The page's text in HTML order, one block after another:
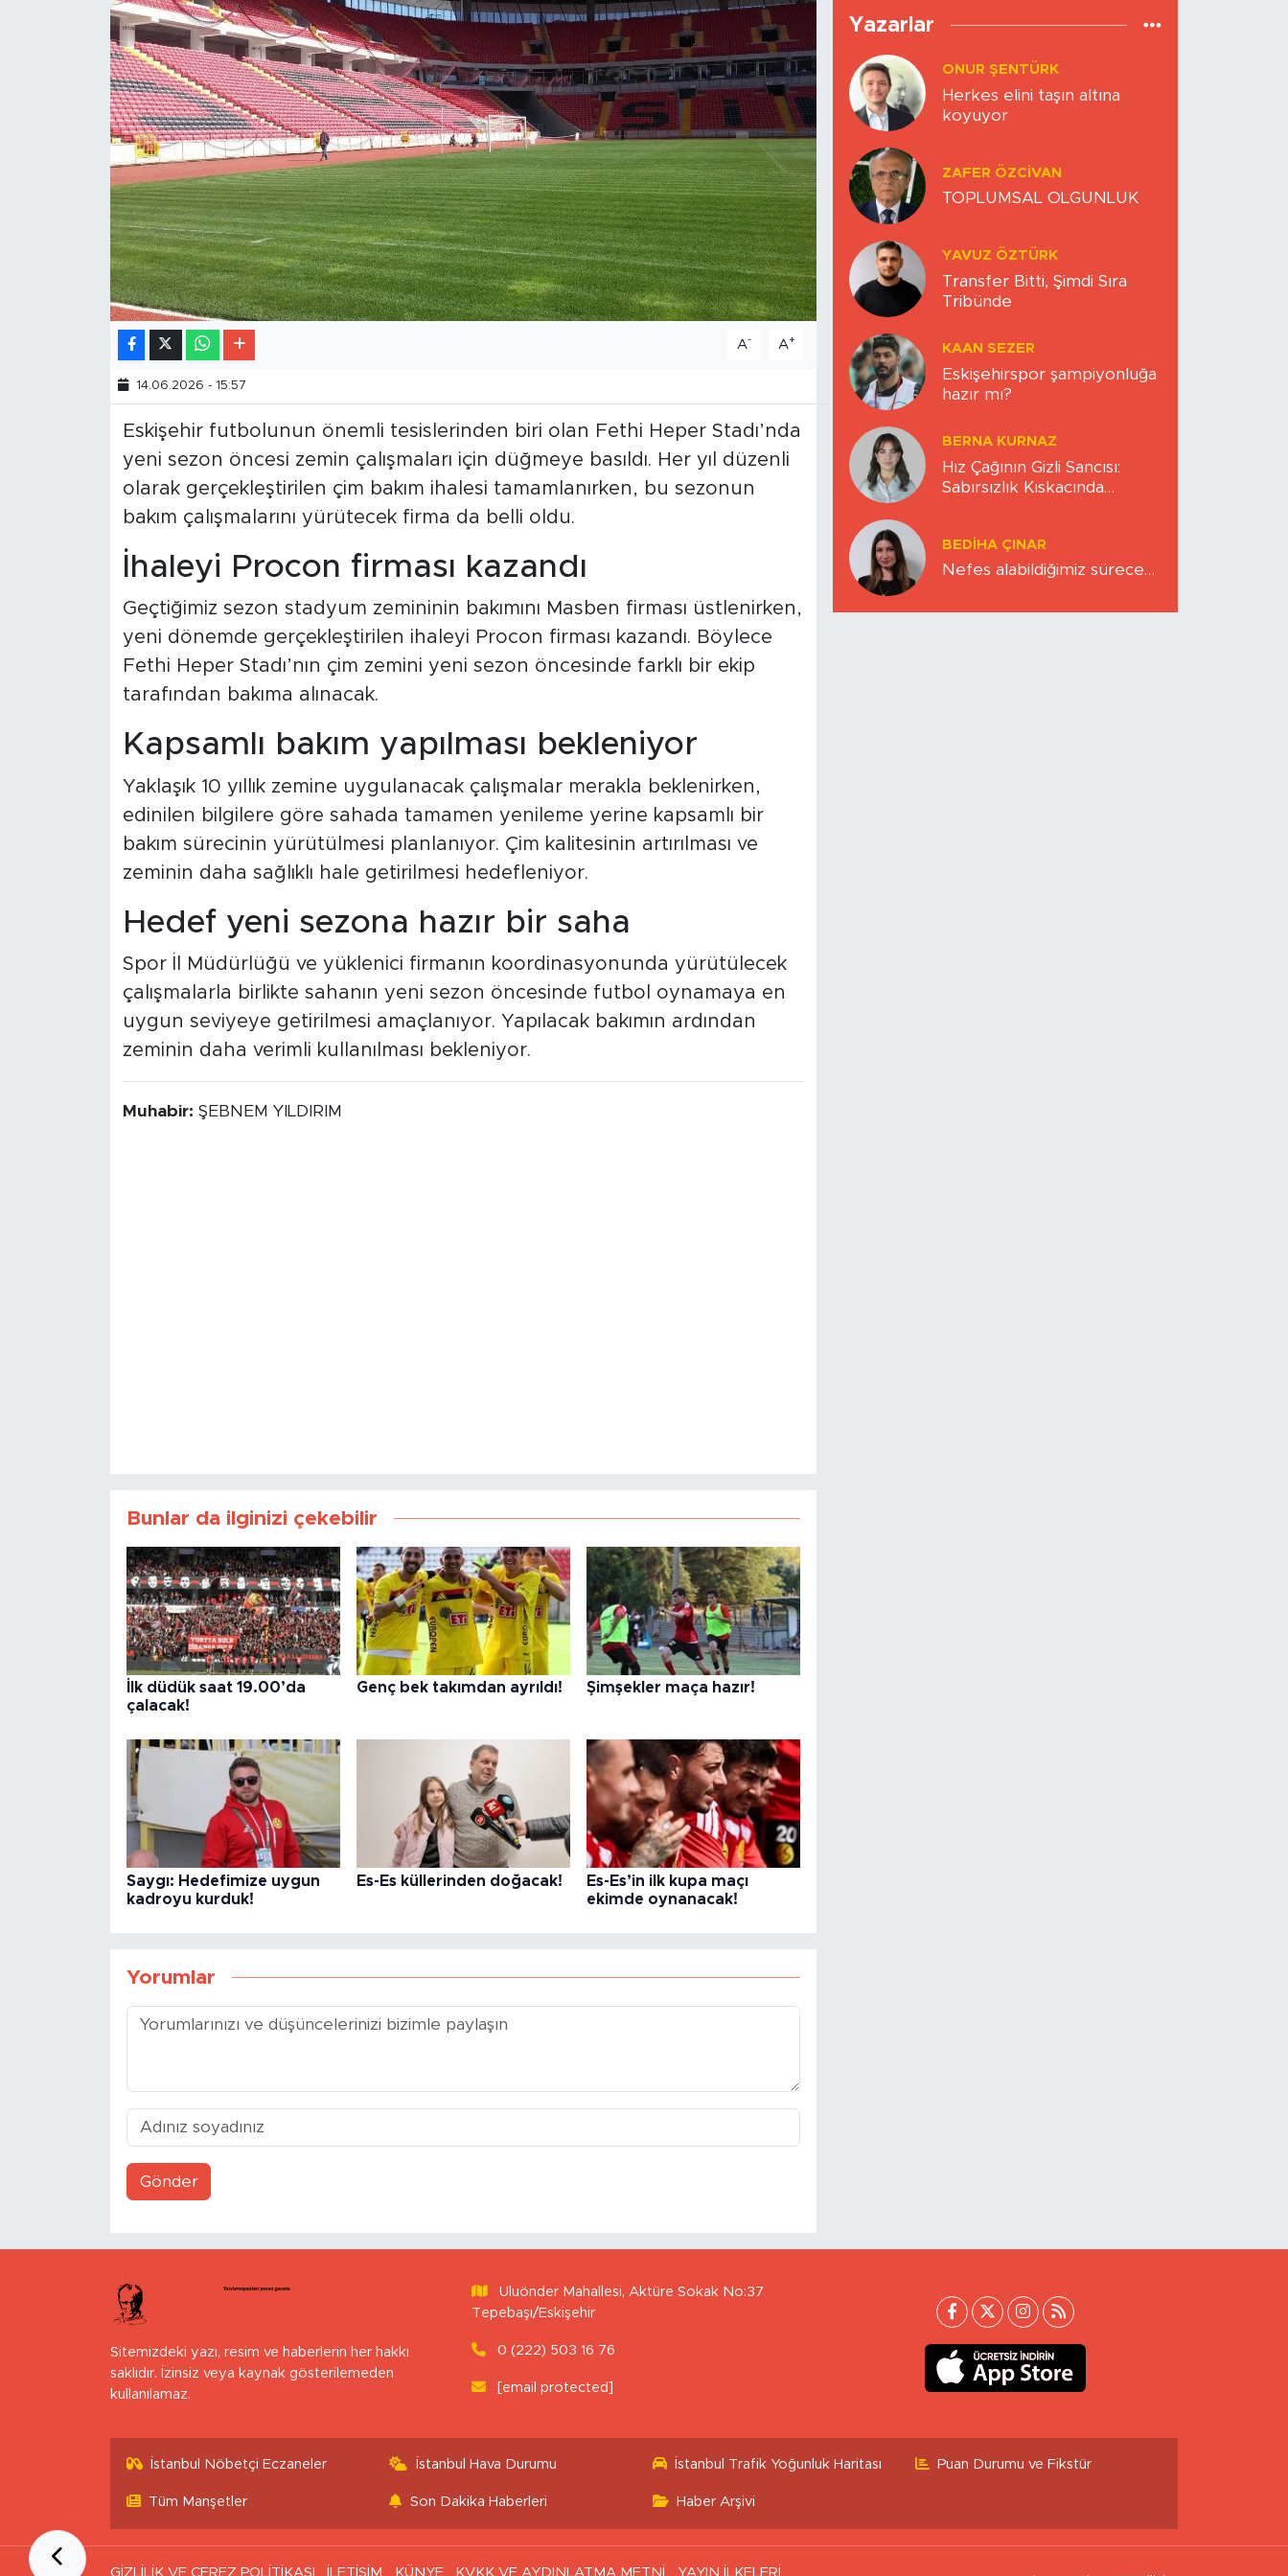
A- A+
14.06.2026 - 15:57
Eskişehir futbolunun önemli tesislerinden biri olan Fethi Heper Stadı’nda
yeni sezon öncesi zemin çalışmaları için düğmeye basıldı. Her yıl düzenli
olarak gerçekleştirilen çim bakım ihalesi tamamlanırken, bu sezonun
bakım çalışmalarını yürütecek firma da belli oldu.
İhaleyi Procon firması kazandı
Geçtiğimiz sezon stadyum zemininin bakımını Masben firması üstlenirken,
yeni dönemde gerçekleştirilen ihaleyi Procon firması kazandı. Böylece
Fethi Heper Stadı’nın çim zemini yeni sezon öncesinde farklı bir ekip
tarafından bakıma alınacak.
Kapsamlı bakım yapılması bekleniyor
Yaklaşık 10 yıllık zemine uygulanacak çalışmalar merakla beklenirken,
edinilen bilgilere göre sahada tamamen yenileme yerine kapsamlı bir
bakım sürecinin yürütülmesi planlanıyor. Çim kalitesinin artırılması ve
zeminin daha sağlıklı hale getirilmesi hedefleniyor.
Hedef yeni sezona hazır bir saha
Spor İl Müdürlüğü ve yüklenici firmanın koordinasyonunda yürütülecek
çalışmalarla birlikte sahanın yeni sezon öncesinde futbol oynamaya en
uygun seviyeye getirilmesi amaçlanıyor. Yapılacak bakımın ardından
zeminin daha verimli kullanılması bekleniyor.
Muhabir: ŞEBNEM YILDIRIM
Bunlar da ilginizi çekebilir
İlk düdük saat 19.00’da
çalacak!
Genç bek takımdan ayrıldı! Şimşekler maça hazır!
Saygı: Hedefimize uygun
kadroyu kurduk!
Es-Es küllerinden doğacak!
Es-Es’in ilk kupa maçı
ekimde oynanacak!
Yorumlar
Gönder
Yazarlar
ONUR ŞENTÜRK
Herkes elini taşın altına
koyuyor
ZAFER ÖZCIVAN
TOPLUMSAL OLGUNLUK
YAVUZ ÖZTÜRK
Transfer Bitti, Şimdi Sıra
Tribünde
KAAN SEZER
Eskişehirspor şampiyonluğa
hazır mı?
BERNA KURNAZ
Hız Çağının Gizli Sancısı:
Sabırsızlık Kıskacında
BEDIHA ÇINAR
Nefes alabildiğimiz sürece…
Sitemizdeki yazı, resim ve haberlerin her hakkı
saklıdır. İzinsiz veya kaynak gösterilemeden
kullanılamaz.
Uluönder Mahallesi, Aktüre Sokak No:37
Tepebaşı/Eskişehir
0 (222) 503 16 76
[email protected]
İstanbul Nöbetçi Eczaneler İstanbul Hava Durumu İstanbul Trafik Yoğunluk Haritası Puan Durumu ve Fikstür
Tüm Manşetler Son Dakika Haberleri Haber Arşivi
GİZLİLİK VE ÇEREZ POLİTİKASI İLETİŞİM KÜNYE KVKK VE AYDINLATMA METNİ YAYIN İLKELERİ